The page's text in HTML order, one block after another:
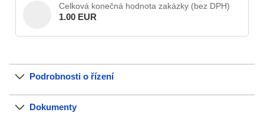
Celková konečná hodnota zakázky (bez DPH)
1.00 EUR
Podrobnosti o řízení
Dokumenty